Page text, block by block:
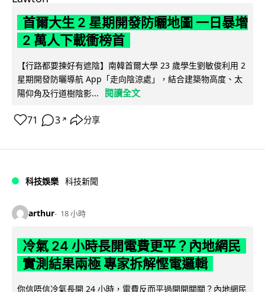
首爾大生 2 星期開發防曬地圖 一日暴增
2 萬人下載衝榜首
【行路都要揀好有遮陰】南韓首爾大學 23 歲學生劉敏俊利用 2
星期開發防曬導航 App「走向陰涼處」，結合建築物高度、太
陽仰角及行道樹陰影...
閱讀全文
71 3 ↗ 分享
科技娛樂 科技新聞
arthur 18 小時
冷氣 24 小時長開電費更平？內地網民
實測結果兩極 專家拆解慳電邏輯
你信唔信冷氣長開 24 小時，電費反而平過開開關關？內地網民